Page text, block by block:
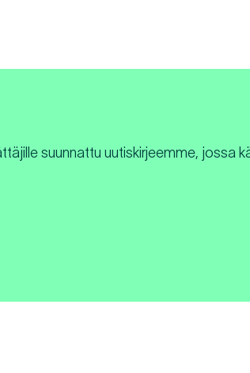
suunnattu uutiskirjeemme, jossa